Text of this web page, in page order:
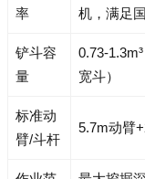
率
机，满足
铲斗容
量
0.73-
宽斗）
标准动
臂/斗杆
5.7m动臂